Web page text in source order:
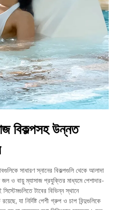
বিকল্পসহ উন্নত
সাধারণ স্নানের বিকল্পগুলি থেকে আলাদা
ও বায়ু ম্যাসাজ প্রযুক্তির মাধ্যমে পেশাদার-
টাবের বিভিন্ন স্থানে
যা নির্দিষ্ট পেশী গ্রুপ ও চাপ বিন্দুগুলিকে